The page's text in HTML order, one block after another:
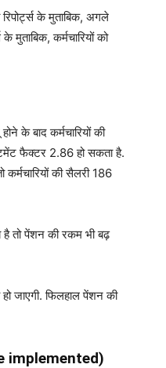
के मुताबिक, अगले
कर्मचारियों को
के बाद कर्मचारियों की
फैक्टर 2.86 हो सकता है.
की सैलरी 186
है तो पेंशन की रकम भी बढ़
जाएगी. फिलहाल पेंशन की
implemented)